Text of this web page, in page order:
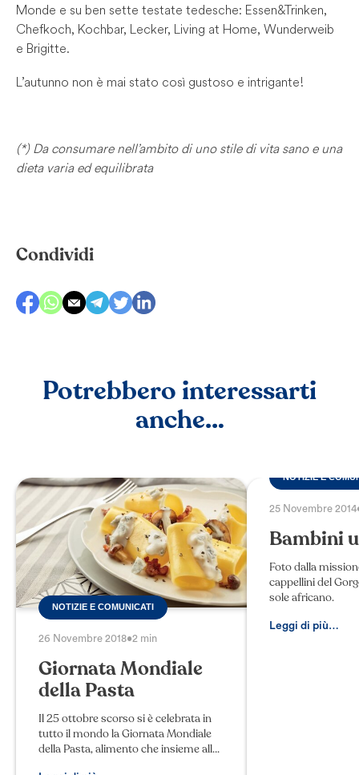
Monde e su ben sette testate tedesche: Essen&Trinken,
Chefkoch, Kochbar, Lecker, Living at Home, Wunderweib
e Brigitte.
L’autunno non è mai stato così gustoso e intrigante!
(*) Da consumare nell’ambito di uno stile di vita sano e una
dieta varia ed equilibrata
Condividi
Potrebbero interessarti
anche…
NOTIZIE E COMUNICATI
26 Novembre 2018•2 min
Giornata Mondiale
della Pasta
Il 25 ottobre scorso si è celebrata in
tutto il mondo la Giornata Mondiale
della Pasta, alimento che insieme alla
NOTIZIE E
25 Novembre 2014
Bambini
Foto dalla
cappellini del
sole africano.
Leggi di più…